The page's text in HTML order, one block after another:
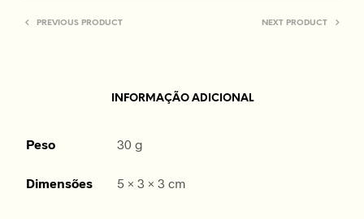
PREVIOUS PRODUCT NEXT PRODUCT
INFORMAÇÃO ADICIONAL
Peso 30 g
Dimensões 5 × 3 × 3 cm